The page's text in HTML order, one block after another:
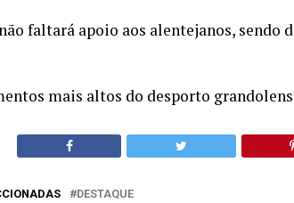
faltará apoio aos alentejanos, sendo
mais altos do desporto
DESTAQUE